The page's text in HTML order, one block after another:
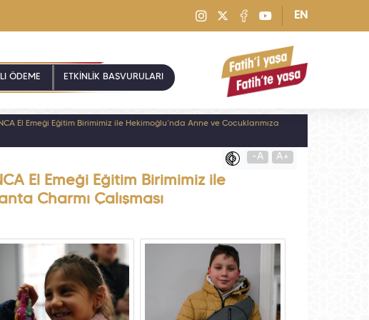
EN
ÖDEME ETKİNLİK BAŞVURULARI
El Emeği Eğitim Birimimiz ile Hekimoğlu’nda Anne ve Çocuklarımıza
-A A+
El Emeği Eğitim Birimimiz ile
Charmı Çalışması